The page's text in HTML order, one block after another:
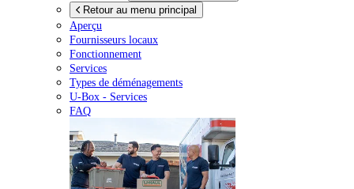
Retour au menu principal
Aperçu
Fournisseurs locaux
Fonctionnement
Services
Types de déménagements
U-Box - Services
FAQ